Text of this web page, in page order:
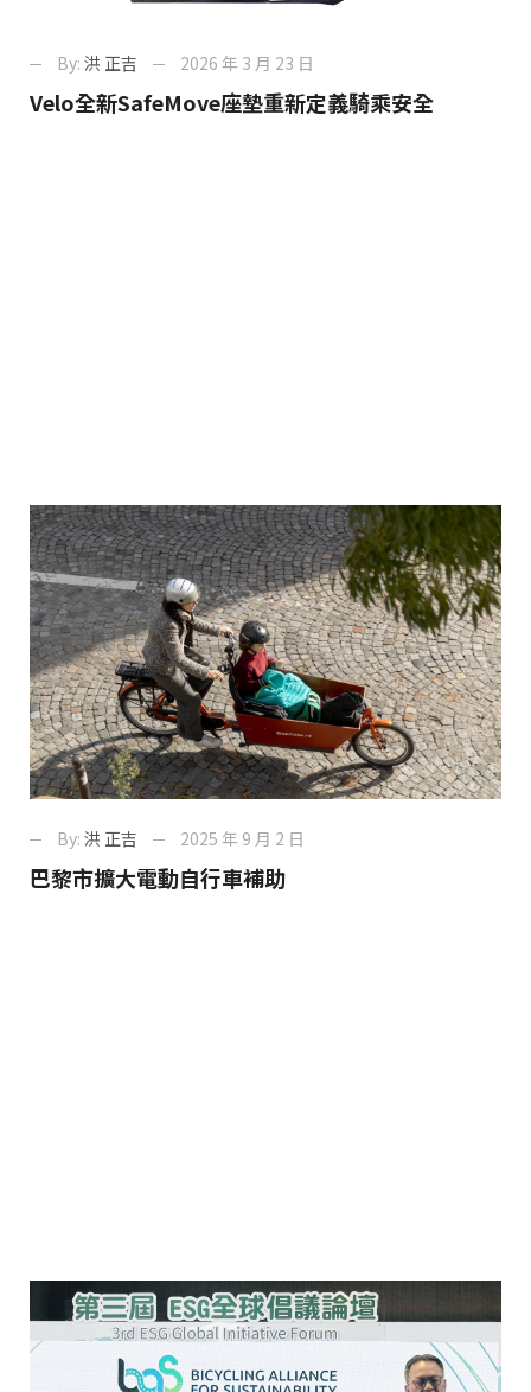
By: 洪 正吉 2026 年 3 月 23 日
Velo全新SafeMove座墊重新定義騎乘安全
By: 洪 正吉 2025 年 9 月 2 日
巴黎市擴大電動自行車補助